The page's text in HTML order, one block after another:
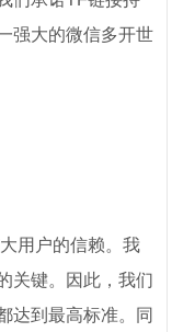
强大的微信多开世
用户的信赖。我
关键。因此，我们
达到最高标准。同